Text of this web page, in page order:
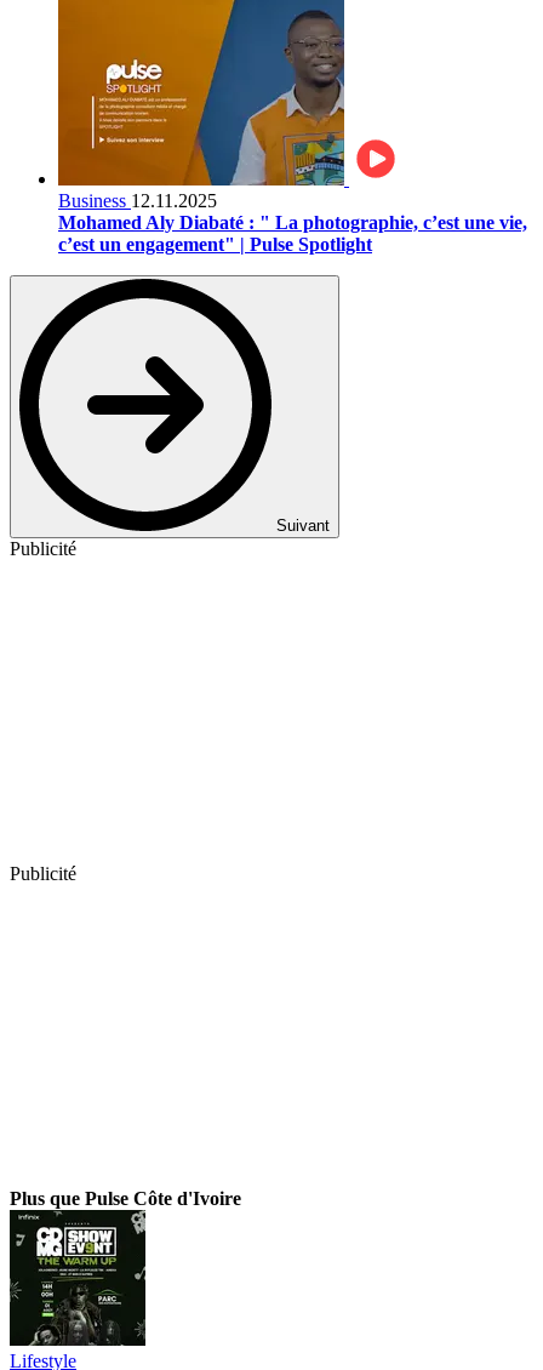
Business 12.11.2025
Mohamed Aly Diabaté : " La photographie, c’est une vie,
c’est un engagement" | Pulse Spotlight
Suivant
Publicité
Publicité
Plus que Pulse Côte d'Ivoire
Lifestyle